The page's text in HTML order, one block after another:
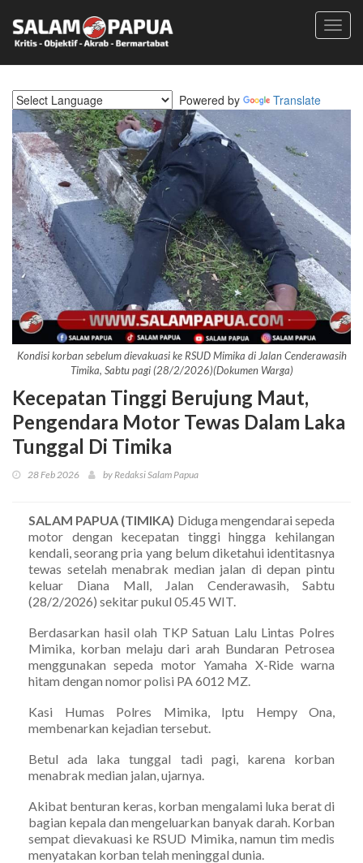
Powered by Translate
Kondisi korban sebelum dievakuasi ke RSUD Mimika di Jalan Cenderawasih
Timika, Sabtu pagi (28/2/2026)(Dokumen Warga)
Kecepatan Tinggi Berujung Maut,
Pengendara Motor Tewas Dalam Laka
Tunggal Di Timika
28 Feb 2026 by Redaksi Salam Papua
SALAM PAPUA (TIMIKA) Diduga mengendarai sepeda
motor dengan kecepatan tinggi hingga kehilangan
kendali, seorang pria yang belum diketahui identitasnya
tewas setelah menabrak median jalan di depan pintu
keluar Diana Mall, Jalan Cenderawasih, Sabtu
(28/2/2026) sekitar pukul 05.45 WIT.
Berdasarkan hasil olah TKP Satuan Lalu Lintas Polres
Mimika, korban melaju dari arah Bundaran Petrosea
menggunakan sepeda motor Yamaha X-Ride warna
hitam dengan nomor polisi PA 6012 MZ.
Kasi Humas Polres Mimika, Iptu Hempy Ona,
membenarkan kejadian tersebut.
Betul ada laka tunggal tadi pagi, karena korban
menabrak median jalan, ujarnya.
Akibat benturan keras, korban mengalami luka berat di
bagian kepala dan mengeluarkan banyak darah. Korban
sempat dievakuasi ke RSUD Mimika, namun tim medis
menyatakan korban telah meninggal dunia.